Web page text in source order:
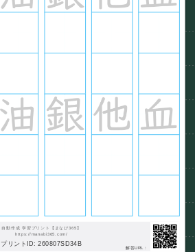
自動作成 学習プリント【まなび365】
https://manabi365.com/
プリントID: 260807SD34B
解答URL :